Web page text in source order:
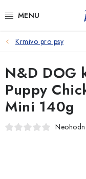
na
PSI
KOČKY
KONĚ
ANTIPARAZITIKA
Krmivo pro psy
N&D DOG
Puppy
Mini 140g